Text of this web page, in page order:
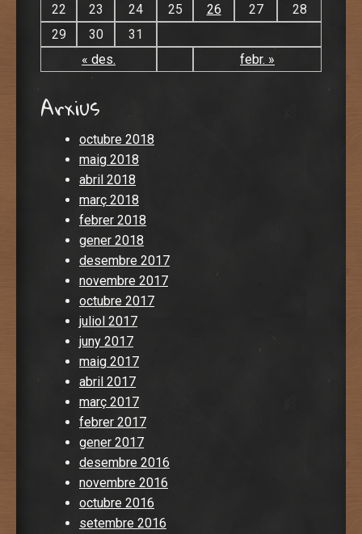
« des. febr. »
22
23 24 25 26 27
28
29
30 31
Arxius
octubre 2018
maig 2018
abril 2018
març 2018
febrer 2018
gener 2018
desembre 2017
novembre 2017
octubre 2017
juliol 2017
juny 2017
maig 2017
abril 2017
març 2017
febrer 2017
gener 2017
desembre 2016
novembre 2016
octubre 2016
setembre 2016